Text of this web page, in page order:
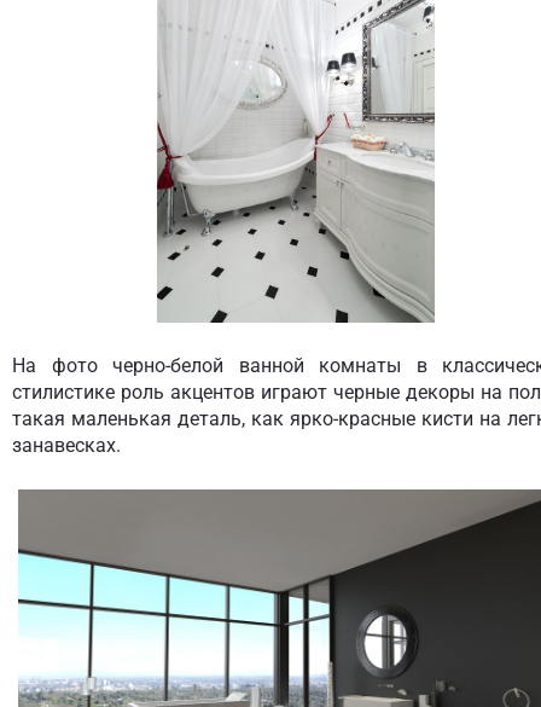
На фото черно-белой ванной комнаты в
стилистике роль акцентов играют черные декоры на
такая маленькая деталь, как ярко-красные кисти на
занавесках.